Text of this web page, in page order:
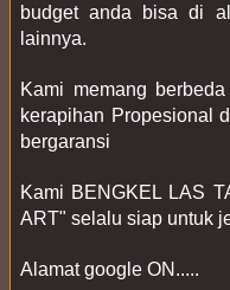
budget anda bisa di
lainnya.
Kami memang
kerapihan Propesional
bergaransi
Kami BENGKEL LAS
ART" selalu siap untuk
Alamat google ON.....